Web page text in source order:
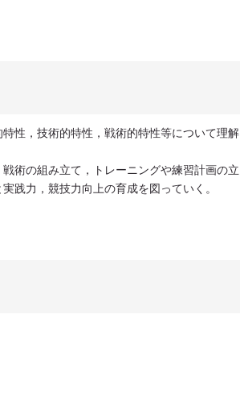
性，技術的特性，戦術的特性等について理解
術の組み立て，トレーニングや練習計画の立
践力，競技力向上の育成を図っていく。